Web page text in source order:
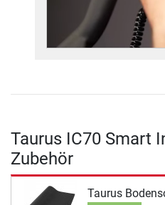
Taurus IC70 Smart
Zubehör
Taurus